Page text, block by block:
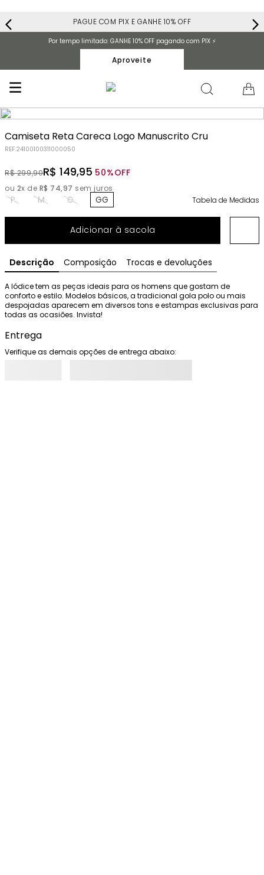
PAGUE COM PIX E GANHE 10% OFF
Por tempo limitado: GANHE 10% OFF pagando com PIX ⚡️
Aproveite
Camiseta Reta Careca Logo Manuscrito Cru
REF.24100100311000050
R$ 299,90R$ 149,95 50%OFF
ou 2x de R$ 74,97 sem juros
P M G GG Tabela de Medidas
Adicionar à sacola
Descrição Composição Trocas e devoluções
A Iódice tem as peças ideais para os homens que gostam de
conforto e estilo. Modelos básicos, a tradicional gola polo ou mais
despojadas aparecem em diversos tons e estampas exclusivas para
todas as ocasiões. Invista!
Entrega
Verifique as demais opções de entrega abaixo: